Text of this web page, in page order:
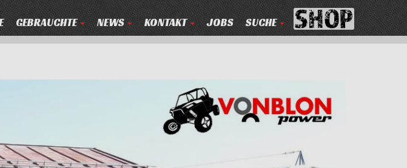
GEBRAUCHTE NEWS KONTAKT JOBS SUCHE